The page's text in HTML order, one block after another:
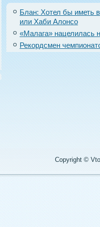
Блан: Хотел бы иметь в
или Хаби Алонсо
«Малага» нацелилась
Рекордсмен
Copyright ©